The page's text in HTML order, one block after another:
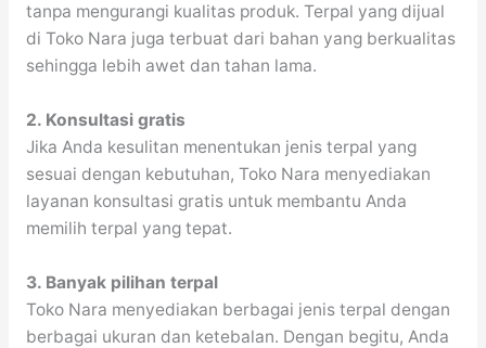
tanpa mengurangi kualitas produk. Terpal yang dijual
di Toko Nara juga terbuat dari bahan yang berkualitas
sehingga lebih awet dan tahan lama.
2. Konsultasi gratis
Jika Anda kesulitan menentukan jenis terpal yang
sesuai dengan kebutuhan, Toko Nara menyediakan
layanan konsultasi gratis untuk membantu Anda
memilih terpal yang tepat.
3. Banyak pilihan terpal
Toko Nara menyediakan berbagai jenis terpal dengan
berbagai ukuran dan ketebalan. Dengan begitu, Anda